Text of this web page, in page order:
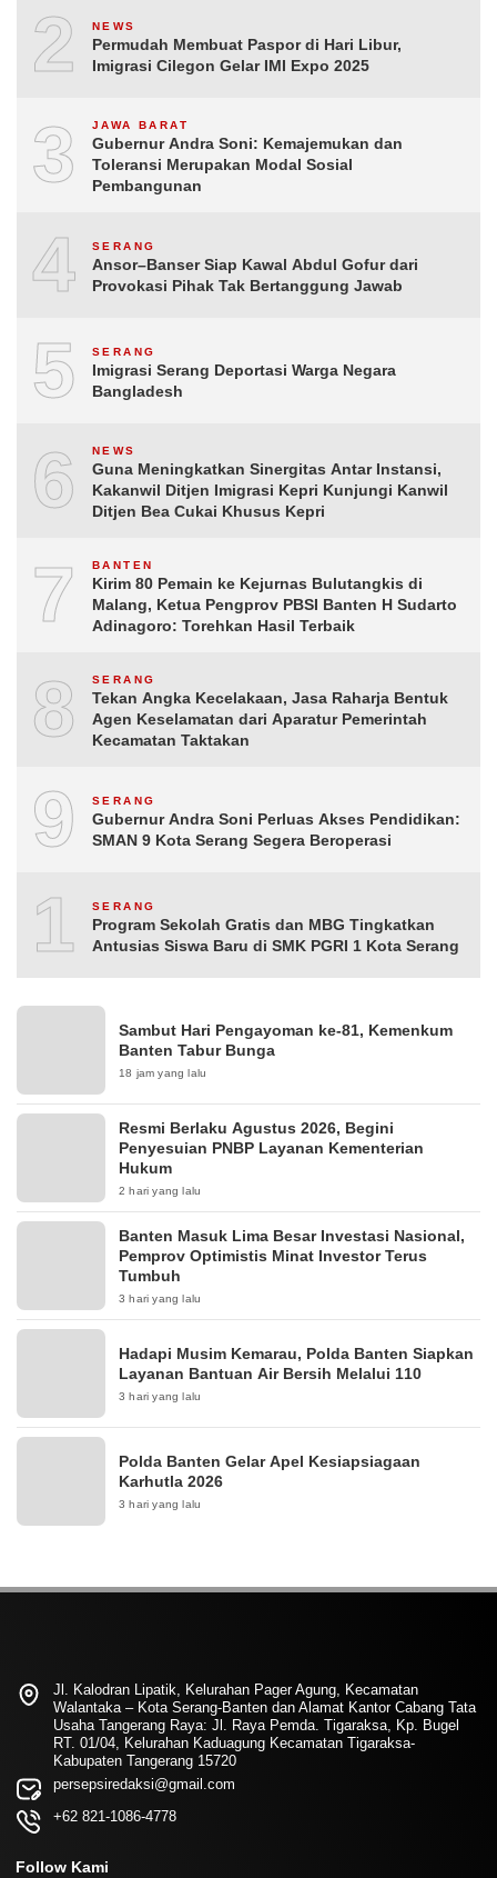
2 NEWS
Permudah Membuat Paspor di Hari Libur,
Imigrasi Cilegon Gelar IMI Expo 2025
3 JAWA BARAT
Gubernur Andra Soni: Kemajemukan dan
Toleransi Merupakan Modal Sosial
Pembangunan
4 SERANG
Ansor–Banser Siap Kawal Abdul Gofur dari
Provokasi Pihak Tak Bertanggung Jawab
5 SERANG
Imigrasi Serang Deportasi Warga Negara
Bangladesh
6 NEWS
Guna Meningkatkan Sinergitas Antar Instansi,
Kakanwil Ditjen Imigrasi Kepri Kunjungi Kanwil
Ditjen Bea Cukai Khusus Kepri
7 BANTEN
Kirim 80 Pemain ke Kejurnas Bulutangkis di
Malang, Ketua Pengprov PBSI Banten H Sudarto
Adinagoro: Torehkan Hasil Terbaik
8 SERANG
Tekan Angka Kecelakaan, Jasa Raharja Bentuk
Agen Keselamatan dari Aparatur Pemerintah
Kecamatan Taktakan
9 SERANG
Gubernur Andra Soni Perluas Akses Pendidikan:
SMAN 9 Kota Serang Segera Beroperasi
10SERANG
Program Sekolah Gratis dan MBG Tingkatkan
Antusias Siswa Baru di SMK PGRI 1 Kota Serang
Sambut Hari Pengayoman ke-81, Kemenkum
Banten Tabur Bunga
18 jam yang lalu
Resmi Berlaku Agustus 2026, Begini
Penyesuian PNBP Layanan Kementerian
Hukum
2 hari yang lalu
Banten Masuk Lima Besar Investasi Nasional,
Pemprov Optimistis Minat Investor Terus
Tumbuh
3 hari yang lalu
Hadapi Musim Kemarau, Polda Banten Siapkan
Layanan Bantuan Air Bersih Melalui 110
3 hari yang lalu
Polda Banten Gelar Apel Kesiapsiagaan
Karhutla 2026
3 hari yang lalu
Jl. Kalodran Lipatik, Kelurahan Pager Agung, Kecamatan
Walantaka – Kota Serang-Banten dan Alamat Kantor Cabang Tata
Usaha Tangerang Raya: Jl. Raya Pemda. Tigaraksa, Kp. Bugel
RT. 01/04, Kelurahan Kaduagung Kecamatan Tigaraksa-
Kabupaten Tangerang 15720
persepsiredaksi@gmail.com
+62 821-1086-4778
Follow Kami